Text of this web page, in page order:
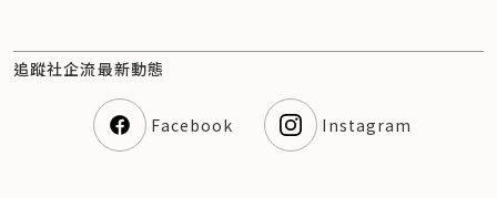
追蹤社企流最新動態
Facebook Instagram